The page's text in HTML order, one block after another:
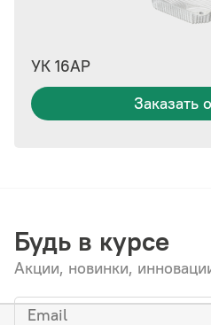
УК 16АР
Заказать
Будь в курсе
Акции, новинки,